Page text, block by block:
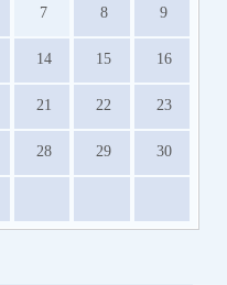
7 8 9
14 15 16
21 22 23
28 29 30